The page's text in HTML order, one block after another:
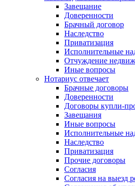
Завещание
Доверенности
Брачный договор
Наследство
Приватизация
Исполнительные
Отчуждение
Иные вопросы
Нотариус отвечает
Брачные договоры
Доверенности
Договоры купли-
Завещания
Иные вопросы
Исполнительные
Наследство
Приватизация
Прочие договоры
Согласия
Согласия на выезд